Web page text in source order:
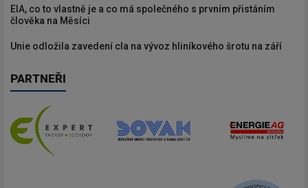
EIA, co to vlastně je a co má společného s prvním přistáním
člověka na Měsíci
Unie odložila zavedení cla na vývoz hliníkového šrotu na září
PARTNEŘI